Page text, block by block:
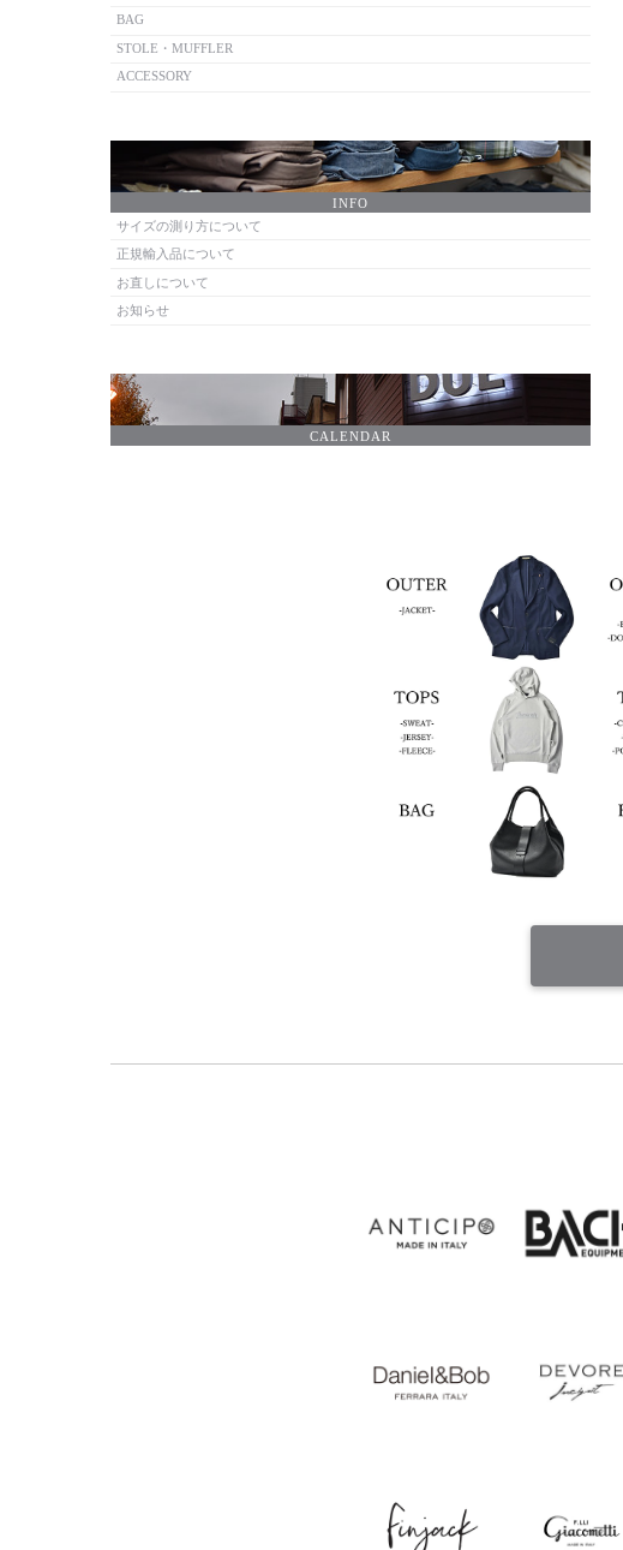
BAG
STOLE・MUFFLER
ACCESSORY
INFO
サイズの測り方について
正規輸入品について
お直しについて
お知らせ
CALENDAR